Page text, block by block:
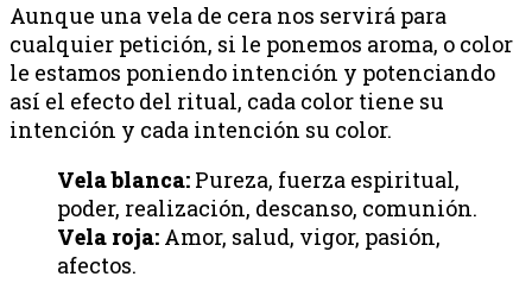
Aunque una vela de cera nos servirá para
cualquier petición, si le ponemos aroma, o color
le estamos poniendo intención y potenciando
así el efecto del ritual, cada color tiene su
intención y cada intención su color.
Vela blanca: Pureza, fuerza espiritual,
poder, realización, descanso, comunión.
Vela roja: Amor, salud, vigor, pasión,
afectos.